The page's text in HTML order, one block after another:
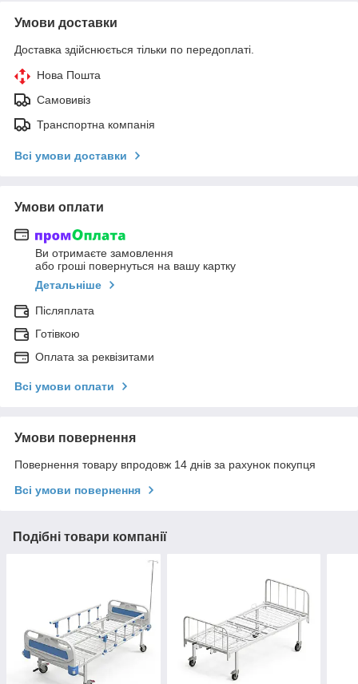
Умови доставки
Доставка здійснюється тільки по передоплаті.
Нова Пошта
Самовивіз
Транспортна компанія
Всі умови доставки
Умови оплати
Ви отримаєте замовлення
або гроші повернуться на вашу картку
Детальніше
Післяплата
Готівкою
Оплата за реквізитами
Всі умови оплати
Умови повернення
Повернення товару впродовж 14 днів за рахунок покупця
Всі умови повернення
Подібні товари компанії